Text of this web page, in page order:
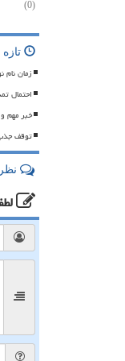
(0)
زمان نام
احتمال
خبر مهم
توقف